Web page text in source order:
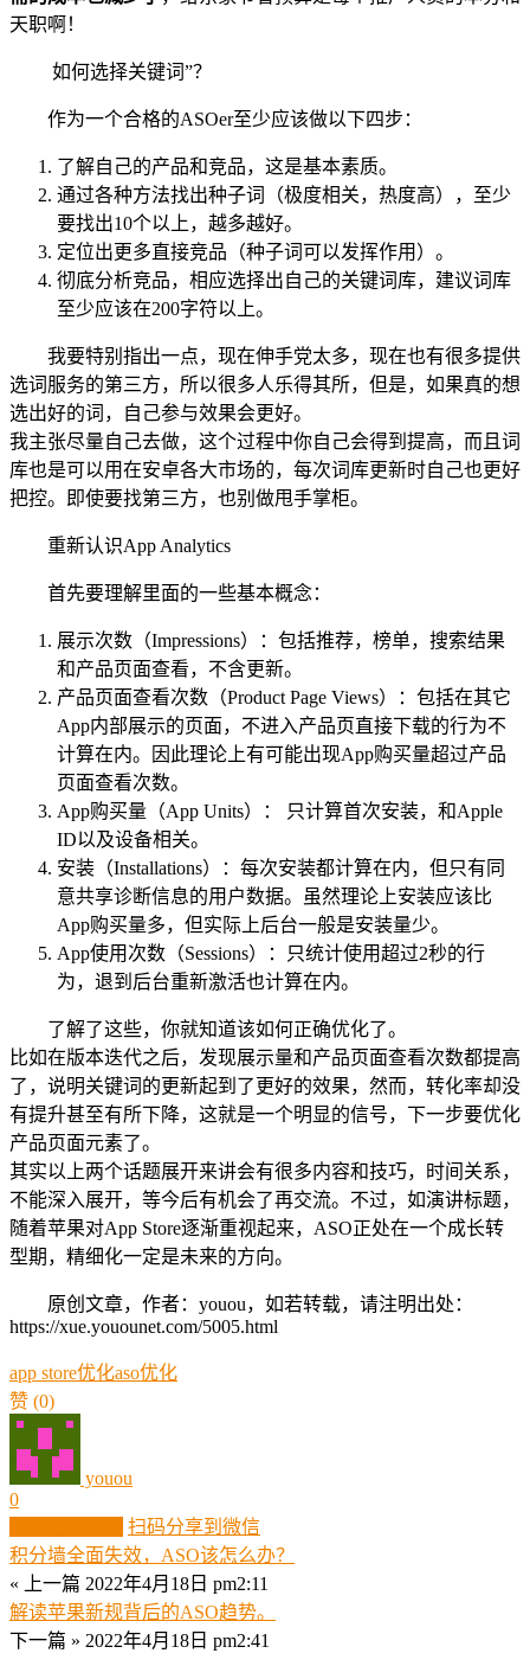
天职啊！
如何选择关键词”？
作为一个合格的ASOer至少应该做以下四步：
了解自己的产品和竞品，这是基本素质。
通过各种方法找出种子词（极度相关，热度高），至少
要找出10个以上，越多越好。
定位出更多直接竞品（种子词可以发挥作用）。
彻底分析竞品，相应选择出自己的关键词库，建议词库
至少应该在200字符以上。
我要特别指出一点，现在伸手党太多，现在也有很多提供
选词服务的第三方，所以很多人乐得其所，但是，如果真的想
选出好的词，自己参与效果会更好。
我主张尽量自己去做，这个过程中你自己会得到提高，而且词
库也是可以用在安卓各大市场的，每次词库更新时自己也更好
把控。即使要找第三方，也别做甩手掌柜。
重新认识App Analytics
首先要理解里面的一些基本概念：
展示次数（Impressions）：包括推荐，榜单，搜索结果
和产品页面查看，不含更新。
产品页面查看次数（Product Page Views）：包括在其它
App内部展示的页面，不进入产品页直接下载的行为不
计算在内。因此理论上有可能出现App购买量超过产品
页面查看次数。
App购买量（App Units）： 只计算首次安装，和Apple
ID以及设备相关。
安装（Installations）：每次安装都计算在内，但只有同
意共享诊断信息的用户数据。虽然理论上安装应该比
App购买量多，但实际上后台一般是安装量少。
App使用次数（Sessions）：只统计使用超过2秒的行
为，退到后台重新激活也计算在内。
了解了这些，你就知道该如何正确优化了。
比如在版本迭代之后，发现展示量和产品页面查看次数都提高
了，说明关键词的更新起到了更好的效果，然而，转化率却没
有提升甚至有所下降，这就是一个明显的信号，下一步要优化
产品页面元素了。
其实以上两个话题展开来讲会有很多内容和技巧，时间关系，
不能深入展开，等今后有机会了再交流。不过，如演讲标题，
随着苹果对App Store逐渐重视起来，ASO正处在一个成长转
型期，精细化一定是未来的方向。
原创文章，作者：youou，如若转载，请注明出处：
https://xue.youounet.com/5005.html
app store优化aso优化
赞 (0)
youou
0
扫码分享到微信
积分墙全面失效，ASO该怎么办？
« 上一篇 2022年4月18日 pm2:11
解读苹果新规背后的ASO趋势。
下一篇 » 2022年4月18日 pm2:41